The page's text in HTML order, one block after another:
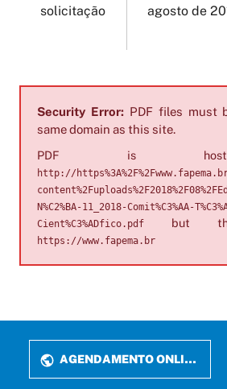
solicitação
agosto de
Security Error:PDF files must
same domain as this site.
PDF is
http://
N%C2%BA-11_2018-Comit%C3%AA-
Cient%C3%ADfico.pdf
but
https://www.fapema.br
AGENDAMENTO ONLINE